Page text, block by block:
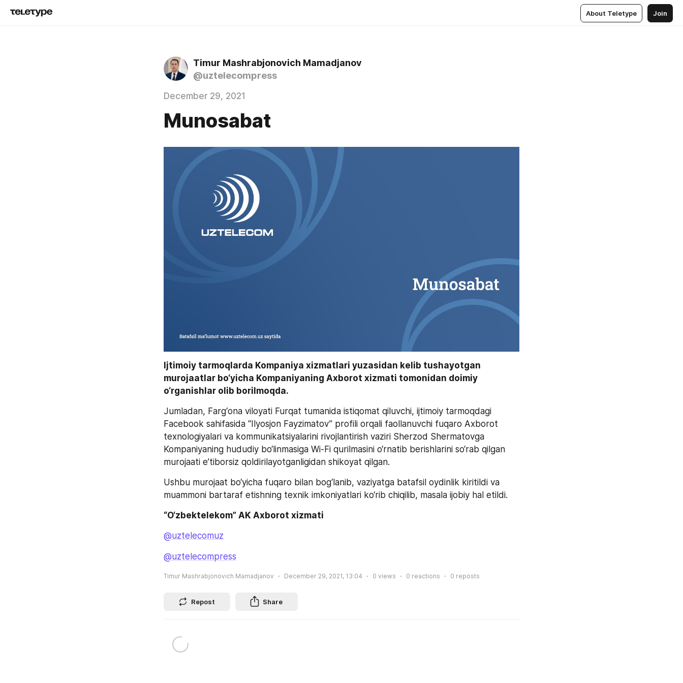
About Teletype Join
Timur Mashrabjonovich Mamadjanov
@uztelecompress
December 29, 2021
Munosabat
Ijtimoiy tarmoqlarda Kompaniya xizmatlari yuzasidan kelib tushayotgan
murojaatlar bo‘yicha Kompaniyaning Axborot xizmati tomonidan doimiy
o‘rganishlar olib borilmoqda.
Jumladan, Farg‘ona viloyati Furqat tumanida istiqomat qiluvchi, ijtimoiy tarmoqdagi
Facebook sahifasida “Ilyosjon Fayzimatov” profili orqali faollanuvchi fuqaro Axborot
texnologiyalari va kommunikatsiyalarini rivojlantirish vaziri Sherzod Shermatovga
Kompaniyaning hududiy bo‘linmasiga Wi-Fi qurilmasini o‘rnatib berishlarini so‘rab qilgan
murojaati e’tiborsiz qoldirilayotganligidan shikoyat qilgan.
Ushbu murojaat bo‘yicha fuqaro bilan bog‘lanib, vaziyatga batafsil oydinlik kiritildi va
muammoni bartaraf etishning texnik imkoniyatlari ko‘rib chiqilib, masala ijobiy hal etildi.
“O‘zbektelekom” AK Axborot xizmati
@uztelecomuz
@uztelecompress
Timur Mashrabjonovich Mamadjanov December 29, 2021, 13:04 0 views 0 reactions 0 reposts
Repost Share